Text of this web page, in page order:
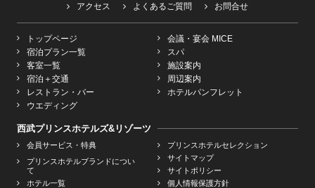
アクセス よくあるご質問 お問合せ
トップページ
宿泊プラン一覧
客室一覧
宿泊＋交通
レストラン・バー
ウエディング
会議・宴会 MICE
スパ
施設案内
周辺案内
ホテルパンフレット
西武プリンスホテルズ&リゾーツ
会員サービス・特典
プリンスホテルブランドについ
て
ホテル一覧
プリンスホテルセレクション
サイトマップ
サイトポリシー
個人情報保護方針